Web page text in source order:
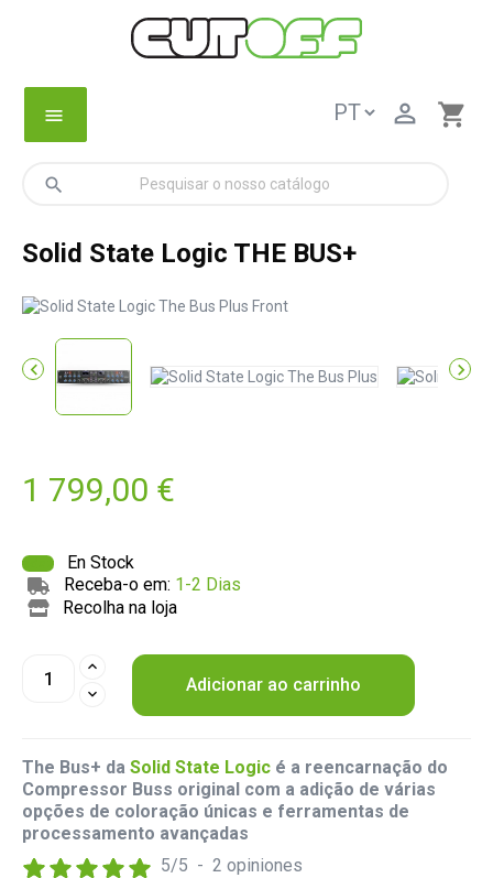
menu shopping_cart

search
Solid State Logic THE BUS+
 
1 799,00 €
En Stock
Receba-o em: 1-2 Dias
Recolha na loja
Adicionar ao carrinho
The Bus+ da Solid State Logic é a reencarnação do
Compressor Buss original com a adição de várias
opções de coloração únicas e ferramentas de
processamento avançadas
5/5 - 2 opiniones